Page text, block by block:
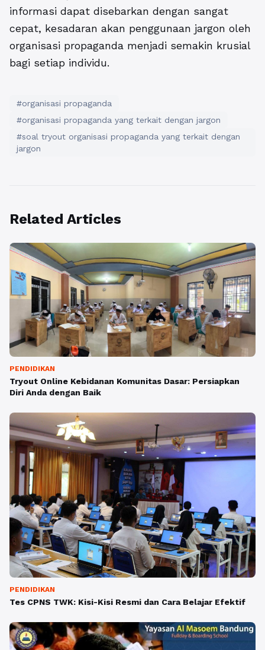
informasi dapat disebarkan dengan sangat
cepat, kesadaran akan penggunaan jargon oleh
organisasi propaganda menjadi semakin krusial
bagi setiap individu.
#organisasi propaganda
#organisasi propaganda yang terkait dengan jargon
#soal tryout organisasi propaganda yang terkait dengan
jargon
Related Articles
PENDIDIKAN
Tryout Online Kebidanan Komunitas Dasar: Persiapkan
Diri Anda dengan Baik
PENDIDIKAN
Tes CPNS TWK: Kisi-Kisi Resmi dan Cara Belajar Efektif